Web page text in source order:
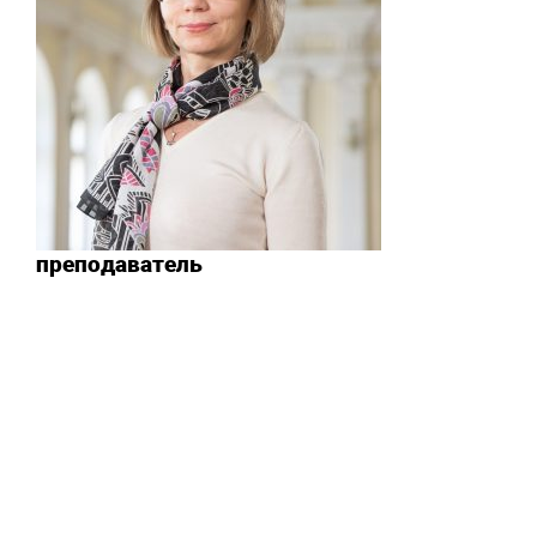
преподаватель